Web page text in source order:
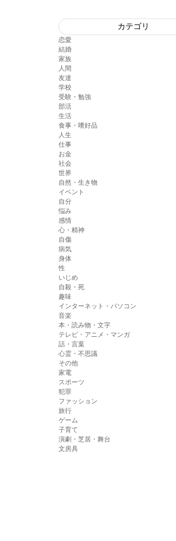
カテゴリ
恋愛
結婚
家族
人間
友達
学校
受験・勉強
部活
生活
食事・嗜好品
人生
仕事
お金
社会
世界
自然・生き物
イベント
自分
悩み
感情
心・精神
自傷
病気
身体
性
いじめ
自殺・死
趣味
インターネット・パソコン
音楽
本・読み物・文字
テレビ・アニメ・マンガ
話・言葉
心霊・不思議
その他
家電
スポーツ
犯罪
ファッション
旅行
ゲーム
子育て
演劇・芝居・舞台
文房具